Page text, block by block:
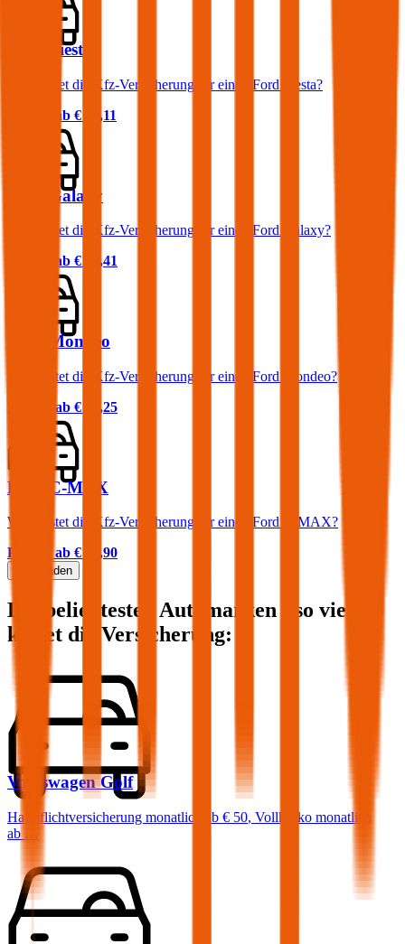
Ford Fiesta
Was kostet die Kfz-Versicherung für einen Ford Fiesta?
Prämie ab € 36,11
Ford Galaxy
Was kostet die Kfz-Versicherung für einen Ford Galaxy?
Prämie ab € 90,41
Ford Mondeo
Was kostet die Kfz-Versicherung für einen Ford Mondeo?
Prämie ab € 58,25
Ford C-MAX
Was kostet die Kfz-Versicherung für einen Ford C-MAX?
Prämie ab € 47,90
Mehr laden
Die beliebtesten Automarken - so viel
kostet die Versicherung:
Volkswagen Golf
Haftpflichtversicherung monatlich ab € 50, Vollkasko monatlich
ab …